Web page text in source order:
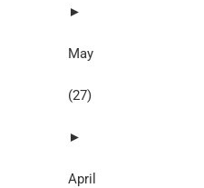
►
May
(27)
►
April